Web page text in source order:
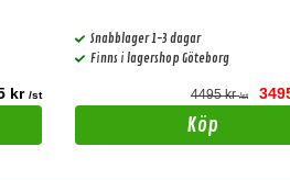
kr /st
Snabblager 1-3 dagar
Finns i lagershop Göteborg
4495 kr/st
Köp